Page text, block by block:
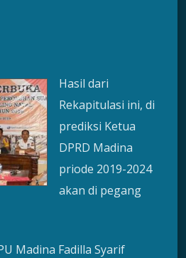
Hasil dari
Rekapitulasi ini, di
prediksi Ketua
DPRD Madina
priode 2019-2024
akan di pegang
Madina Fadilla Syarif